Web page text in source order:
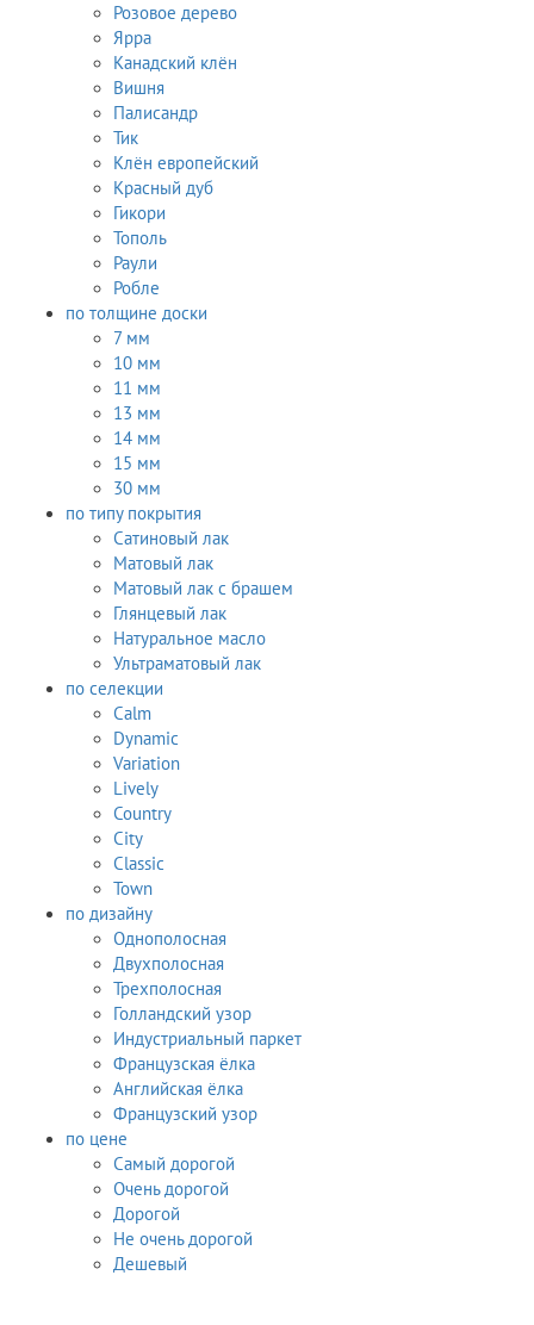
Розовое дерево
Ярра
Канадский клён
Вишня
Палисандр
Тик
Клён европейский
Красный дуб
Гикори
Тополь
Раули
Робле
по толщине доски
7 мм
10 мм
11 мм
13 мм
14 мм
15 мм
30 мм
по типу покрытия
Сатиновый лак
Матовый лак
Матовый лак с брашем
Глянцевый лак
Натуральное масло
Ультраматовый лак
по селекции
Calm
Dynamic
Variation
Lively
Country
City
Classic
Town
по дизайну
Однополосная
Двухполосная
Трехполосная
Голландский узор
Индустриальный паркет
Французская ёлка
Английская ёлка
Французский узор
по цене
Самый дорогой
Очень дорогой
Дорогой
Не очень дорогой
Дешевый